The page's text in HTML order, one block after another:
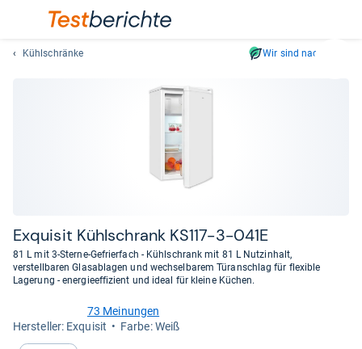
lassen
Kühlschränke Wir sind nachhaltig
Exqui­sit Kühl­schrank KS117-​3-​041E
81 L mit 3-Sterne-Gefrierfach - Kühlschrank mit 81 L Nutzinhalt,
verstellbaren Glasablagen und wechselbarem Türanschlag für flexible
Lagerung - energieeffizient und ideal für kleine Küchen.
von
73 Meinungen
Her­stel­ler: Exquisit
Farbe: Weiß